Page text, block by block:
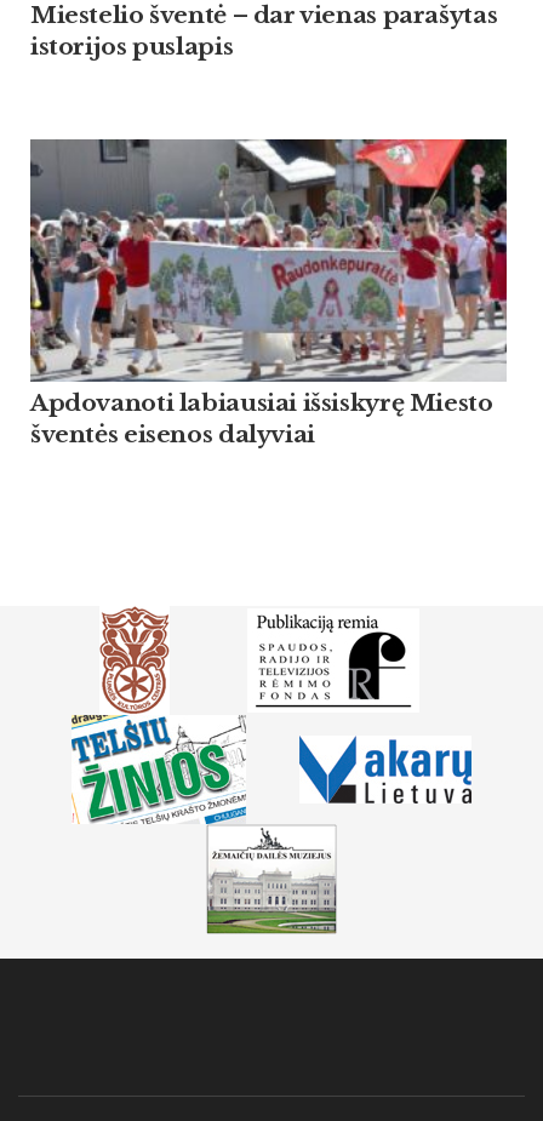
Miestelio šventė – dar vienas parašytas
istorijos puslapis
Apdovanoti labiausiai išsiskyrę Miesto
šventės eisenos dalyviai